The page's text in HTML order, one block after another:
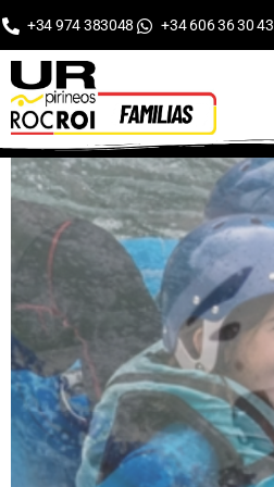
+34 974 383048 +34 606 36 30 43